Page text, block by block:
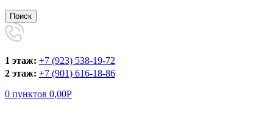
Поиск
1 этаж: +7 (923) 538-19-72
2 этаж: +7 (901) 616-18-86
0 пунктов 0,00Р